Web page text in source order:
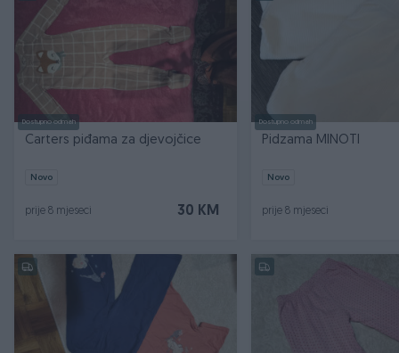
Dostupno odmah
Carters piđama za djevojčice
Novo
30 KM
prije 8 mjeseci
Dostupno odmah
Pidzama MINOTI
Novo
prije 8 mjeseci